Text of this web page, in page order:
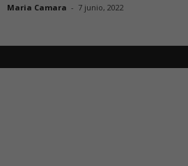
Maria Camara - 7 junio, 2022